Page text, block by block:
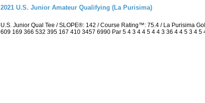
2021 U.S. Junior Amateur Qualifying (La Purisima)
U.S. Junior Qual Tee / SLOPE®: 142 / Course Rating™: 75.4 / La Purisima
609 169 366 532 395 167 410 3457 6990 Par 5 4 3 4 4 5 4 4 3 36 4 4 5 3 4 5